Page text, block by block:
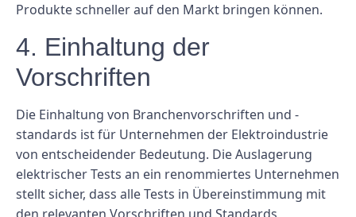
Produkte schneller auf den Markt bringen können.
4. Einhaltung der
Vorschriften
Die Einhaltung von Branchenvorschriften und -
standards ist für Unternehmen der Elektroindustrie
von entscheidender Bedeutung. Die Auslagerung
elektrischer Tests an ein renommiertes Unternehmen
stellt sicher, dass alle Tests in Übereinstimmung mit